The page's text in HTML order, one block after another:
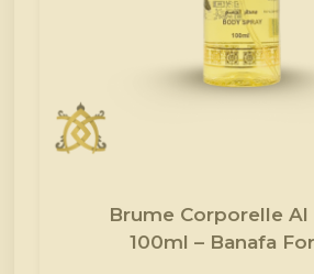
Brume Corporelle Al
100ml – Banafa